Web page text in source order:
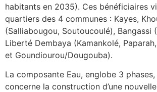
habitants en 2035). Ces bénéficiaires
quartiers des 4 communes : Kayes,
(Salliabougou, Soutoucoulé), Bangassi
Liberté Dembaya (Kamankolé,
et Goundiourou/Dougouba).
La composante Eau, englobe 3
concerne la construction d’une